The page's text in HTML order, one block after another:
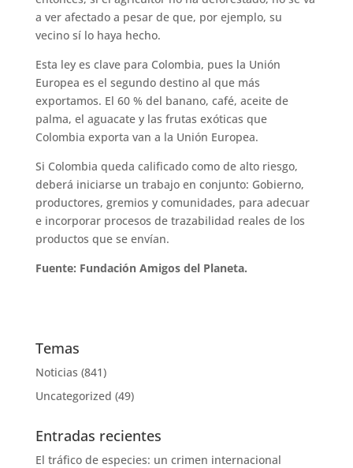
a ver afectado a pesar de que, por ejemplo, su
vecino sí lo haya hecho.
Esta ley es clave para Colombia, pues la Unión
Europea es el segundo destino al que más
exportamos. El 60 % del banano, café, aceite de
palma, el aguacate y las frutas exóticas que
Colombia exporta van a la Unión Europea.
Si Colombia queda calificado como de alto riesgo,
deberá iniciarse un trabajo en conjunto: Gobierno,
productores, gremios y comunidades, para adecuar
e incorporar procesos de trazabilidad reales de los
productos que se envían.
Fuente: Fundación Amigos del Planeta.
Temas
Noticias (841)
Uncategorized (49)
Entradas recientes
El tráfico de especies: un crimen internacional